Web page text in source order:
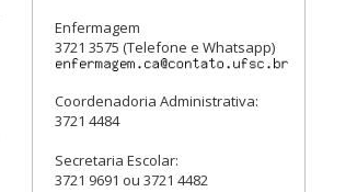
Enfermagem
3721 3575 (Telefone e Whatsapp)
Coordenadoria Administrativa:
3721 4484
Secretaria Escolar:
3721 9691 ou 3721 4482